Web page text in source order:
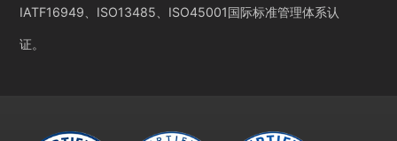
IATF16949、ISO13485、ISO45001国际标准管理体系认
证。